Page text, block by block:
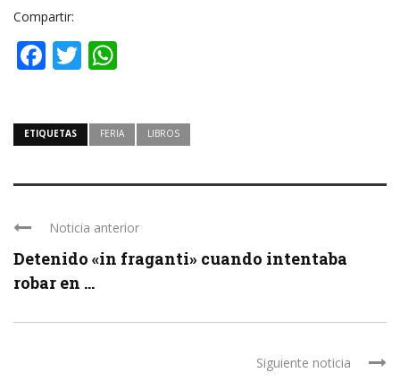
Compartir:
Facebook
Twitter
ETIQUETAS FERIA LIBROS
Noticia anterior
Detenido «in fraganti» cuando intentaba
robar en ...
Siguiente noticia